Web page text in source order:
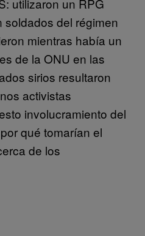
del régimen
mientras había un
de la ONU en las
sirios resultaron
activistas
involucramiento del
qué tomarían el
de los